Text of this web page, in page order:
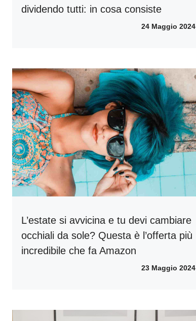
dividendo tutti: in cosa consiste
24 Maggio 2024
L’estate si avvicina e tu devi cambiare
occhiali da sole? Questa è l’offerta più
incredibile che fa Amazon
23 Maggio 2024